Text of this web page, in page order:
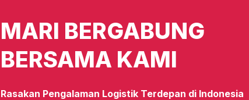
MARI BERGABUNG
BERSAMA KAMI
Rasakan Pengalaman Logistik Terdepan di Indonesia